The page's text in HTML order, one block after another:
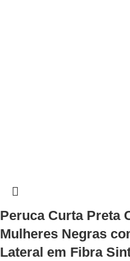
Peruca Curta Preta
Mulheres Negras
Lateral em Fibra